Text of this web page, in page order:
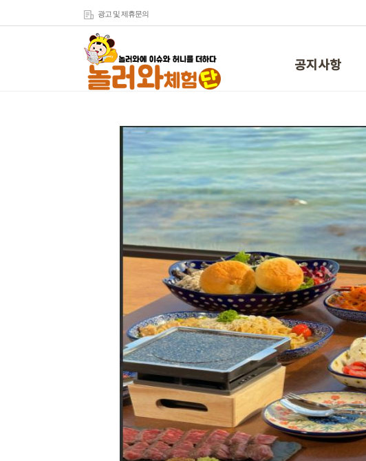
광고 및 제휴문의
공지사항